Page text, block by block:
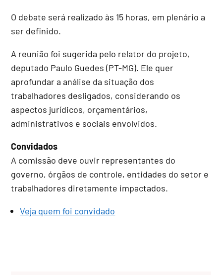
O debate será realizado às 15 horas, em plenário a
ser definido.
A reunião foi sugerida pelo relator do projeto,
deputado Paulo Guedes (PT-MG). Ele quer
aprofundar a análise da situação dos
trabalhadores desligados, considerando os
aspectos jurídicos, orçamentários,
administrativos e sociais envolvidos.
Convidados
A comissão deve ouvir representantes do
governo, órgãos de controle, entidades do setor e
trabalhadores diretamente impactados.
Veja quem foi convidado